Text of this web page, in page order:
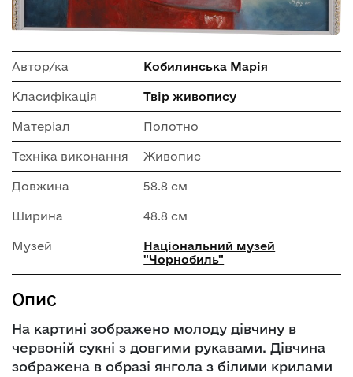
Автор/ка Кобилинська Марія
Класифікація Твір живопису
Матеріал Полотно
Техніка виконання Живопис
Довжина 58.8 см
Ширина 48.8 см
Музей
Національний музей
"Чорнобиль"
Опис
На картині зображено молоду дівчину в
червоній сукні з довгими рукавами. Дівчина
зображена в образі янгола з білими крилами